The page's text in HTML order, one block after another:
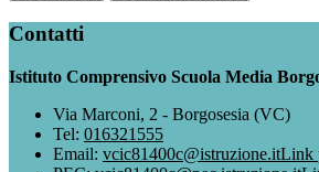
Contatti
Istituto Comprensivo Scuola Media
Via Marconi, 2 - Borgosesia (VC)
Tel: 016321555
Email: vcic81400c@istruzione.itLink